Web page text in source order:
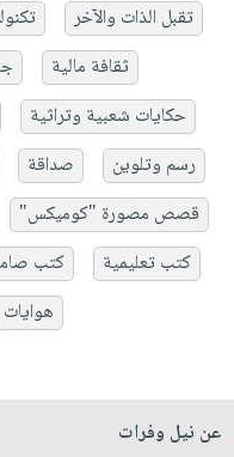
تقبل الذات والآخر
ثقافة مالية
حكايات شعبية وتراثية
رسم وتلوين
صداقة
قصص مصورة "كوميكس"
كتب تعليمية
كتب
هوايات
عن نيل وفرات